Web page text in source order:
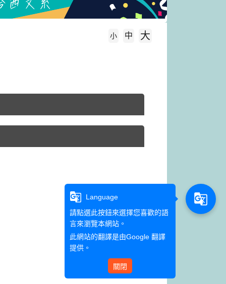
小 中 大
g_translate
Language
請點選此按鈕來選擇您喜歡的語
言來瀏覽本網站。
此網站的翻譯是由Google 翻譯
提供。
關閉
g_translate